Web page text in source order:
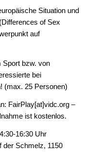
Situation und
of Sex
auf
Sport bzw. von
bei
(max. 25 Personen)
FairPlay[at]vidc.org –
ist kostenlos.
16:30 Uhr
der Schmelz, 1150